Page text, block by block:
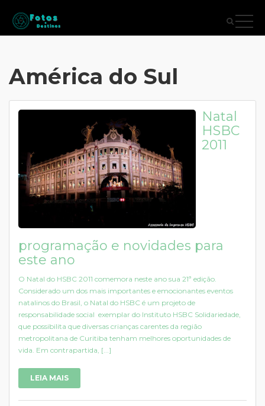
América do Sul
Natal
HSBC
2011
programação e novidades para
este ano
O Natal do HSBC 2011 comemora neste ano sua 21ª edição.
Considerado um dos mais importantes e emocionantes eventos
natalinos do Brasil, o Natal do HSBC é um projeto de
responsabilidade social exemplar do Instituto HSBC Solidariedade,
que possibilita que diversas crianças carentes da região
metropolitana de Curitiba tenham melhores oportunidades de
vida. Em contrapartida, [...]
LEIA MAIS